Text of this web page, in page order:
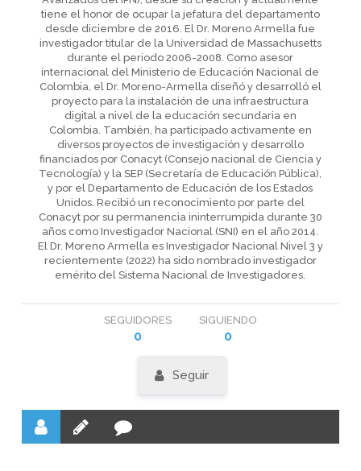
tiene el honor de ocupar la jefatura del departamento
desde diciembre de 2016. El Dr. Moreno Armella fue
investigador titular de la Universidad de Massachusetts
durante el periodo 2006-2008. Como asesor
internacional del Ministerio de Educación Nacional de
Colombia, el Dr. Moreno-Armella diseñó y desarrolló el
proyecto para la instalación de una infraestructura
digital a nivel de la educación secundaria en
Colombia. También, ha participado activamente en
diversos proyectos de investigación y desarrollo
financiados por Conacyt (Consejo nacional de Ciencia y
Tecnología) y la SEP (Secretaría de Educación Pública),
y por el Departamento de Educación de los Estados
Unidos. Recibió un reconocimiento por parte del
Conacyt por su permanencia ininterrumpida durante 30
años como Investigador Nacional (SNI) en el año 2014.
El Dr. Moreno Armella es Investigador Nacional Nivel 3 y
recientemente (2022) ha sido nombrado investigador
emérito del Sistema Nacional de Investigadores.
SEGUIDORES
0
SIGUIENDO
0
Seguir